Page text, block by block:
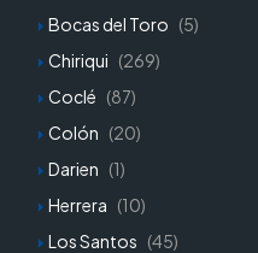
Bocas del Toro (5)
Chiriqui (269)
Coclé (87)
Colón (20)
Darien (1)
Herrera (10)
Los Santos (45)